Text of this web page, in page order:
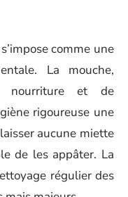
comme une
La mouche,
nourriture et de
rigoureuse une
aucune miette
de les appâter. La
régulier des